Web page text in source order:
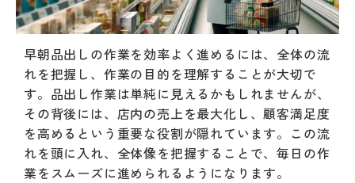
早朝品出しの作業を効率よく進めるには、全体の流
れを把握し、作業の目的を理解することが大切で
す。品出し作業は単純に見えるかもしれませんが、
その背後には、店内の売上を最大化し、顧客満足度
を高めるという重要な役割が隠れています。この流
れを頭に入れ、全体像を把握することで、毎日の作
業をスムーズに進められるようになります。